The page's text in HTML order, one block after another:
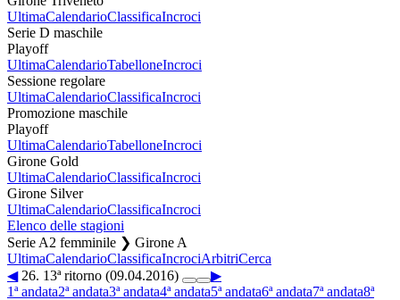
UltimaCalendarioClassificaIncroci
Serie D maschile
Playoff
UltimaCalendarioTabelloneIncroci
Sessione regolare
UltimaCalendarioClassificaIncroci
Promozione maschile
Playoff
UltimaCalendarioTabelloneIncroci
Girone Gold
UltimaCalendarioClassificaIncroci
Girone Silver
UltimaCalendarioClassificaIncroci
Elenco delle stagioni
Serie A2 femminile ❯ Girone A
UltimaCalendarioClassificaIncrociArbitriCerca
◀26. 13ª ritorno (09.04.2016)
▶
1ª andata2ª andata3ª andata4ª andata5ª andata6ª andata7ª andata8ª